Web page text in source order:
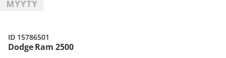
Dodge Ram 2500
ID 15786501